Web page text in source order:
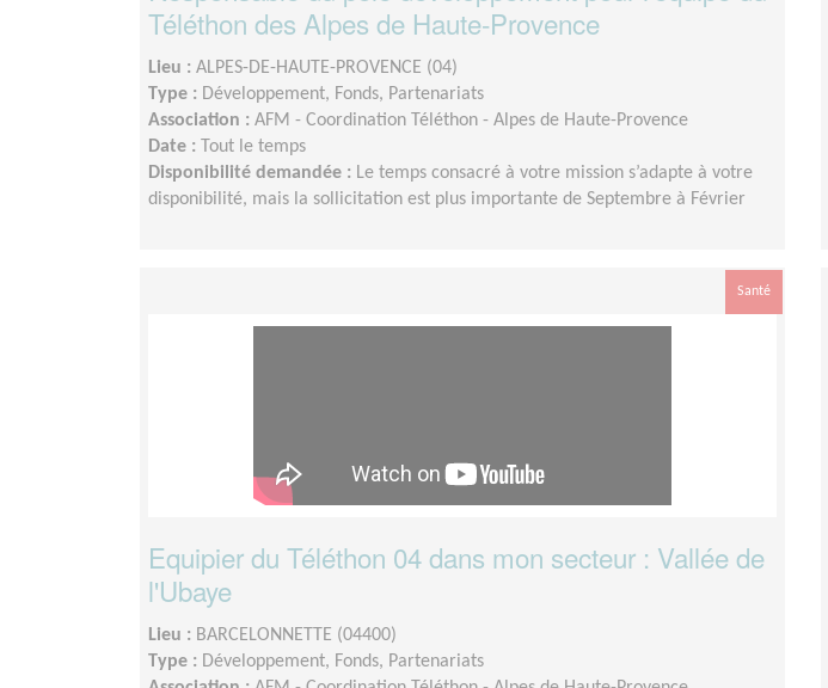
Téléthon des Alpes de Haute-Provence
Lieu : ALPES-DE-HAUTE-PROVENCE (04)
Type : Développement, Fonds, Partenariats
Association : AFM - Coordination Téléthon - Alpes de Haute-Provence
Date :
Tout le temps
Disponibilité demandée : Le temps consacré à votre mission s’adapte à votre
disponibilité, mais la sollicitation est plus importante de Septembre à Février
Santé
Equipier du Téléthon 04 dans mon secteur : Vallée de
l'Ubaye
Lieu : BARCELONNETTE (04400)
Type : Développement, Fonds, Partenariats